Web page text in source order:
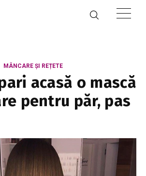
MÂNCARE ȘI REȚETE
acasă o mască
pentru păr, pas